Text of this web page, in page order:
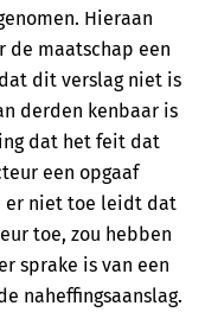
Hieraan
de maatschap een
dit verslag niet is
derden kenbaar is
dat het feit dat
een opgaaf
er niet toe leidt dat
toe, zou hebben
sprake is van een
naheffingsaanslag.